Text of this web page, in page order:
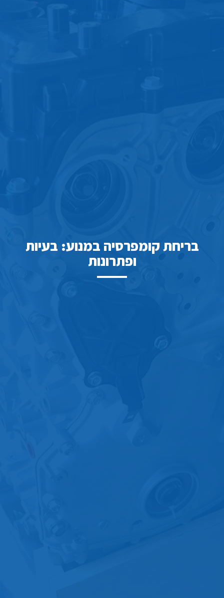
בריחת קומפרסיה במנוע: בעיות
ופתרונות